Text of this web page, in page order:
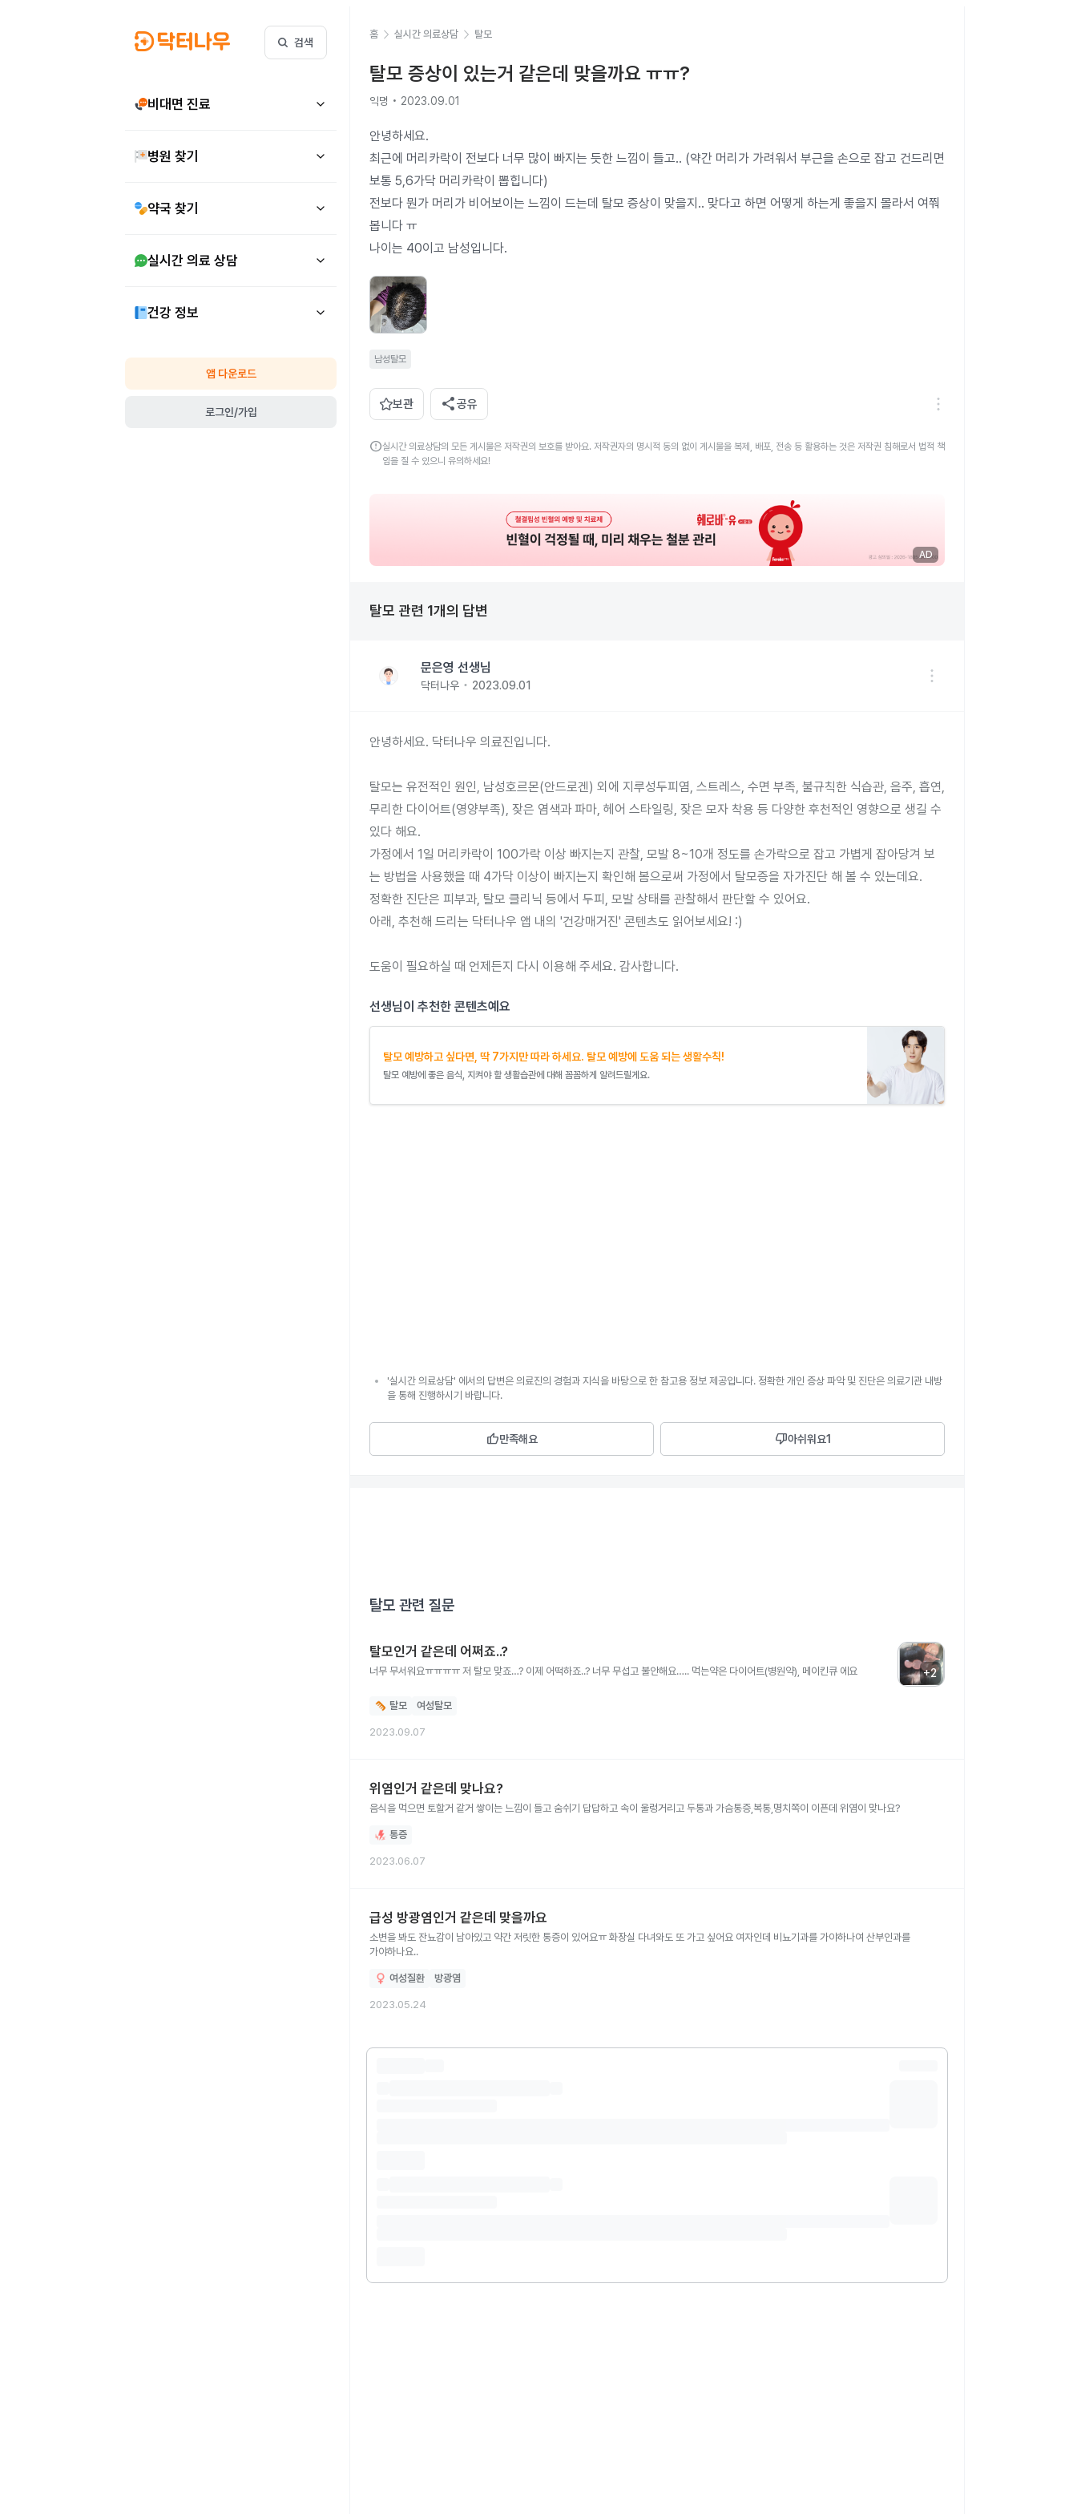
검색
비대면 진료
병원 찾기
약국 찾기
실시간 의료 상담
건강 정보
앱 다운로드
로그인/가입
홈 실시간 의료상담 탈모
탈모 증상이 있는거 같은데 맞을까요 ㅠㅠ?
익명 • 2023.09.01
안녕하세요.
최근에 머리카락이 전보다 너무 많이 빠지는 듯한 느낌이 들고.. (약간 머리가 가려워서 부근을 손으로 잡고 건드리면
보통 5,6가닥 머리카락이 뽑힙니다)
전보다 뭔가 머리가 비어보이는 느낌이 드는데 탈모 증상이 맞을지.. 맞다고 하면 어떻게 하는게 좋을지 몰라서 여쭤
봅니다 ㅠ
나이는 40이고 남성입니다.
남성탈모
보관 share공유
error실시간 의료상담의 모든 게시물은 저작권의 보호를 받아요. 저작권자의 명시적 동의 없이 게시물을 복제, 배포, 전송 등 활용하는 것은 저작권 침해로서 법적 책
임을 질 수 있으니 유의하세요!
AD
탈모 관련 1개의 답변
문은영 선생님
닥터나우 2023.09.01
안녕하세요. 닥터나우 의료진입니다.
탈모는 유전적인 원인, 남성호르몬(안드로겐) 외에 지루성두피염, 스트레스, 수면 부족, 불규칙한 식습관, 음주, 흡연,
무리한 다이어트(영양부족), 잦은 염색과 파마, 헤어 스타일링, 잦은 모자 착용 등 다양한 후천적인 영향으로 생길 수
있다 해요.
가정에서 1일 머리카락이 100가락 이상 빠지는지 관찰, 모발 8~10개 정도를 손가락으로 잡고 가볍게 잡아당겨 보
는 방법을 사용했을 때 4가닥 이상이 빠지는지 확인해 봄으로써 가정에서 탈모증을 자가진단 해 볼 수 있는데요.
정확한 진단은 피부과, 탈모 클리닉 등에서 두피, 모발 상태를 관찰해서 판단할 수 있어요.
아래, 추천해 드리는 닥터나우 앱 내의 '건강매거진' 콘텐츠도 읽어보세요! :)
도움이 필요하실 때 언제든지 다시 이용해 주세요. 감사합니다.
선생님이 추천한 콘텐츠예요
탈모 예방하고 싶다면, 딱 7가지만 따라 하세요. 탈모 예방에 도움 되는 생활수칙!
탈모 예방에 좋은 음식, 지켜야 할 생활습관에 대해 꼼꼼하게 알려드릴게요.
'실시간 의료상담' 에서의 답변은 의료진의 경험과 지식을 바탕으로 한 참고용 정보 제공입니다. 정확한 개인 증상 파악 및 진단은 의료기관 내방
을 통해 진행하시기 바랍니다.
thumb_up만족해요 thumb_down아쉬워요1
탈모 관련 질문
탈모인거 같은데 어쩌죠..?
너무 무서워요ㅠㅠㅠㅠ 저 탈모 맞죠…? 이제 어떡하죠..? 너무 무섭고 불안해요….. 먹는약은 다이어트(병원약), 메이킨큐 에요 +2
탈모 여성탈모
2023.09.07
위염인거 같은데 맞나요?
음식을 먹으면 토할거 같거 쌓이는 느낌이 들고 숨쉬기 답답하고 속이 울렁거리고 두통과 가슴통증,복통,명치쪽이 이픈데 위염이 맞나요?
통증
2023.06.07
급성 방광염인거 같은데 맞을까요
소변을 봐도 잔뇨감이 남아있고 약간 저릿한 통증이 있어요ㅠ 화장실 다녀와도 또 가고 싶어요 여자인데 비뇨기과를 가야하나여 산부인과를
가야하나요..
여성질환 방광염
2023.05.24